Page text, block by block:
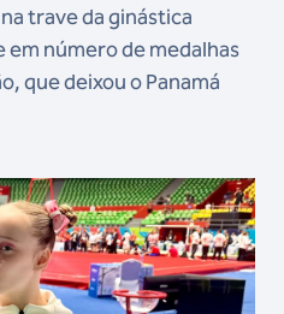
trave da ginástica
em número de medalhas
que deixou o Panamá